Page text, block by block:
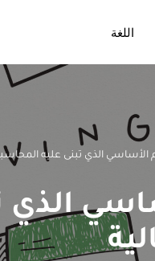
اللغة
الأساسي الذي تبنى عليه
الذي